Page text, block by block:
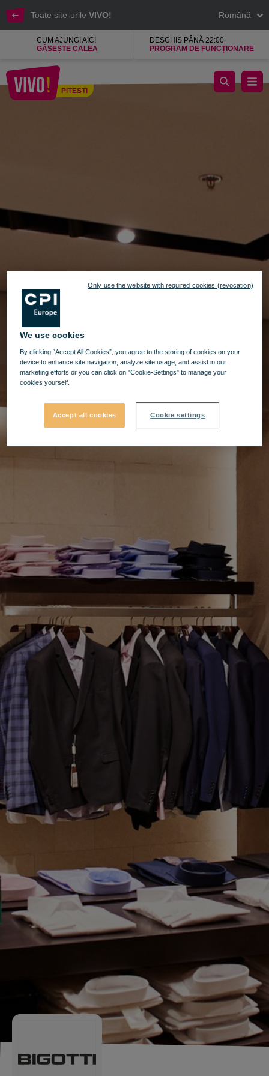
Toate site-urile VIVO! Română
CUM AJUNGI AICI
GĂSEȘTE CALEA
DESCHIS PÂNĂ 22:00
PROGRAM DE FUNCȚIONARE
PITESTI
Bigotti, haine si accesorii pentru barbati
We use cookies
By clicking “Accept All Cookies”, you agree to the storing of cookies on your
device to enhance site navigation, analyze site usage, and assist in our
marketing efforts or you can click on "Cookie-Settings" to manage your
cookies yourself.
Accept all cookies Cookie settings
Only use the website with required cookies (revocation)